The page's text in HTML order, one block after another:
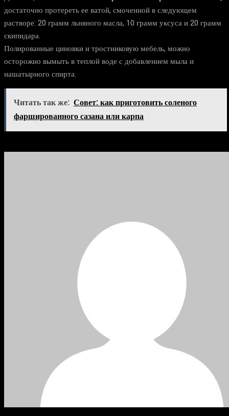
достаточно протереть ее ватой, смоченной в следующем
растворе: 20 грамм льняного масла, 10 грамм уксуса и 20 грамм
скипидара.
Полированные циновки и тростниковую мебель, можно
осторожно вымыть в теплой воде с добавлением мыла и
нашатырного спирта.
Читать так же: Совет: как приготовить соленого
фаршированного сазана или карпа